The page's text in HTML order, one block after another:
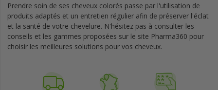
Prendre soin de ses cheveux colorés passe par l'utilisation de
produits adaptés et un entretien régulier afin de préserver l'éclat
et la santé de votre chevelure. N'hésitez pas à consulter les
conseils et les gammes proposées sur le site Pharma360 pour
choisir les meilleures solutions pour vos cheveux.